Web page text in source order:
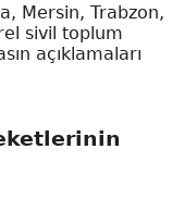
Mersin, Trabzon,
sivil toplum
açıklamaları